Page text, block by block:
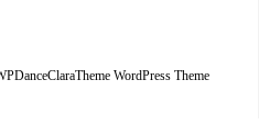
WordPress Theme